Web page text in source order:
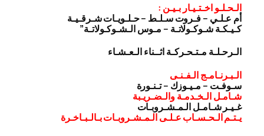
الـحـلـو اخـتـيـار بـيـن :
أم عـلـي – فـروت سـلـط – حـلـويـات شـرقـيـة
كـيـكـة شـوكـولاتـة – مـوس الـشـوكـولاتـة”
الـرحـلـة مـتـحـركـة اثــناء الـعـشـاء
الـبـرنـامـج الـفـنـى
سـوفـت – مـيـوزك – تـنـورة
شـامـل الـخـدمـة والـضـريـبة
غـيـر شـامـل الـمـشـروبـات
يـتـم الـحـسـاب عـلـى الـمـشـروبـات بـالـبـاخـرة